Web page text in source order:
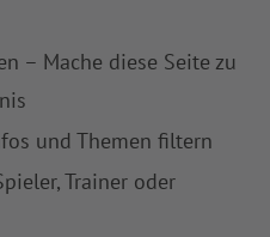
– Mache diese Seite zu
und Themen filtern
Trainer oder